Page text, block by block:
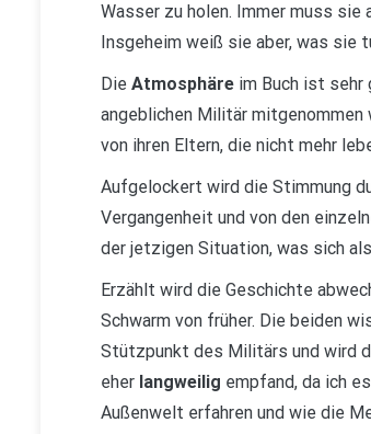
Wasser zu holen. Immer muss sie
Insgeheim weiß sie aber, was sie
Die Atmosphäre im Buch ist sehr
angeblichen Militär mitgenommen
von ihren Eltern, die nicht mehr
Aufgelockert wird die Stimmung
Vergangenheit und von den
der jetzigen Situation, was sich
Erzählt wird die Geschichte
Schwarm von früher. Die beiden
Stützpunkt des Militärs und wird
eher langweilig empfand, da ich
Außenwelt erfahren und wie die